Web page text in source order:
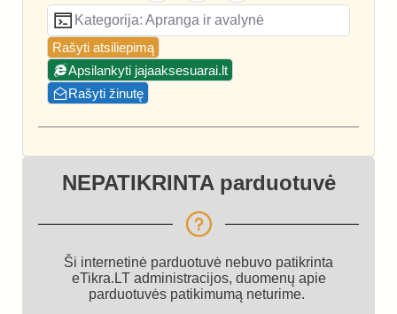
Kategorija: Apranga ir avalynė
Rašyti atsiliepimą
Apsilankyti jajaaksesuarai.lt
Rašyti žinutę
NEPATIKRINTA parduotuvė
Ši internetinė parduotuvė nebuvo patikrinta
eTikra.LT administracijos, duomenų apie
parduotuvės patikimumą neturime.